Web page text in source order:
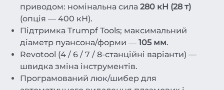
приводом: номінальна сила 280 кН (28 т)
(опція — 400 кН).
Підтримка Trumpf Tools; максимальний
діаметр пуансона/форми — 105 мм.
Revotool (4 / 6 / 7 / 8-станційні варіанти) —
швидка зміна інструментів.
Програмований люк/шибер для